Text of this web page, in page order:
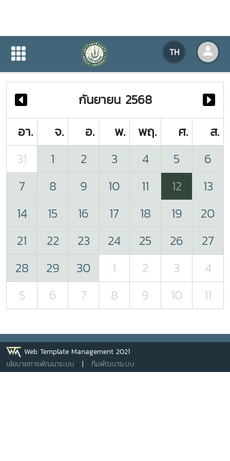
TH
ปฏิทินกิจกรรมของหน่วยงาน
ปฏิทินกิจกรรมของหน่วยงาน
กันยายน 2568
อา.
จ. อ. พ. พฤ. ศ.
ส.
31
1 2 3 4 5
6
7
8 9 10 11 12
13
14
15 16 17 18 19
20
21
22 23 24 25 26
27
28
29 30 1 2 3
4
5
6 7 8 9 10 11
Web Template Management 2021
นโยบายการพัฒนาระบบ | ทีมพัฒนาระบบ